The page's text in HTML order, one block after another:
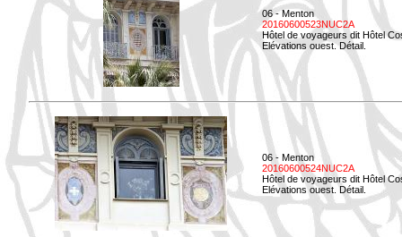
06 - Menton
20160600523NUC2A
Hôtel de voyageurs dit Hôtel
Elévations ouest. Détail.
06 - Menton
20160600524NUC2A
Hôtel de voyageurs dit Hôtel
Elévations ouest. Détail.